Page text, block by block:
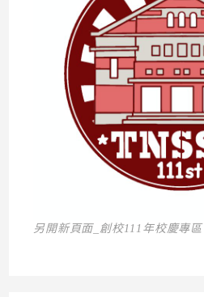
另開新頁面_創校111年校慶專區